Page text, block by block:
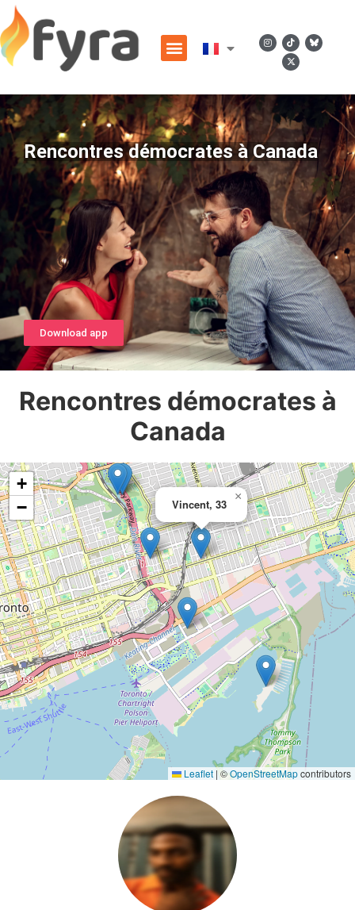
Rencontres démocrates à Canada
Download app
Rencontres démocrates à
Canada
Vincent, 33
×
+
−
Leaflet | ©OpenStreetMapcontributors